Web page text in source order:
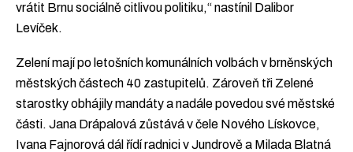
vrátit Brnu sociálně citlivou politiku,“ nastínil Dalibor
Levíček.
Zelení mají po letošních komunálních volbách v brněnských
městských částech 40 zastupitelů. Zároveň tři Zelené
starostky obhájily mandáty a nadále povedou své městské
části. Jana Drápalová zůstává v čele Nového Lískovce,
Ivana Fajnorová dál řídí radnici v Jundrově a Milada Blatná